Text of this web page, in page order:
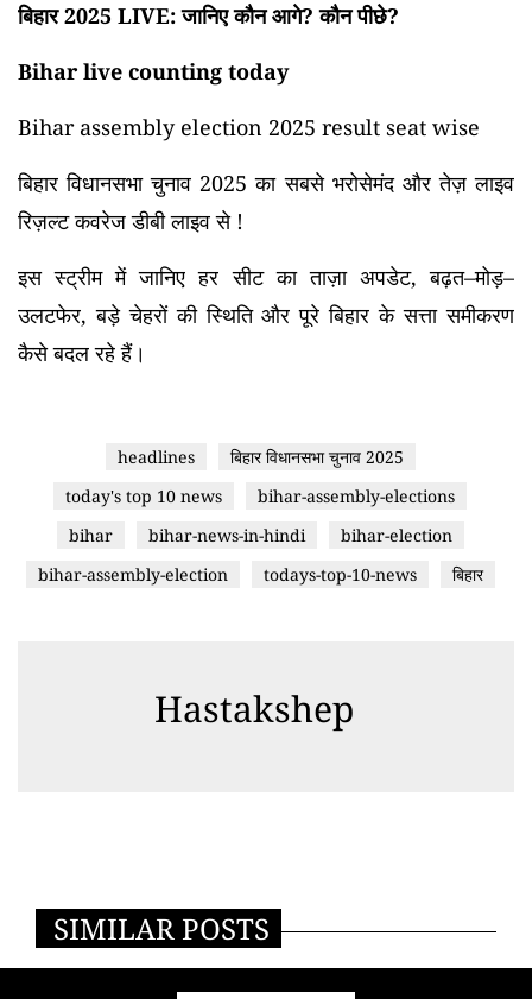
बिहार 2025 LIVE: जानिए कौन आगे? कौन पीछे?
Bihar live counting today
Bihar assembly election 2025 result seat wise
बिहार विधानसभा चुनाव 2025 का सबसे भरोसेमंद और तेज़ लाइव
रिज़ल्ट कवरेज डीबी लाइव से !
इस स्ट्रीम में जानिए हर सीट का ताज़ा अपडेट, बढ़त–मोड़–
उलटफेर, बड़े चेहरों की स्थिति और पूरे बिहार के सत्ता समीकरण
कैसे बदल रहे हैं।
headlines
बिहार विधानसभा चुनाव 2025
today's top 10 news
bihar-assembly-elections
bihar
bihar-news-in-hindi
bihar-election
bihar-assembly-election
todays-top-10-news बिहार
Hastakshep
SIMILAR POSTS